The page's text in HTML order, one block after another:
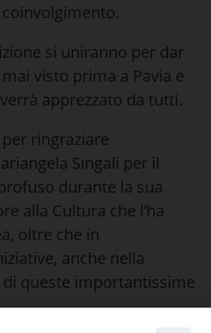
si uniranno per dar
visto prima a Pavia e
apprezzato da tutti.
per ringraziare
Singali per il
durante la sua
alla Cultura che l’ha
oltre che in
anche nella
queste importantissime